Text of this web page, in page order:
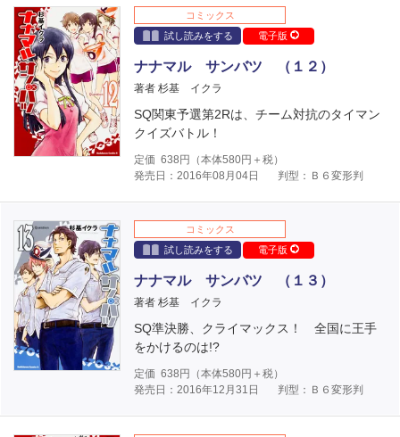
コミックス
試し読みをする
電子版
ナナマル サンバツ （１２）
著者 杉基 イクラ
SQ関東予選第2Rは、チーム対抗のタイマン
クイズバトル！
定価 638 円（本体580円＋税）
発売日：2016年08月04日
判型：Ｂ６変形判
コミックス
試し読みをする
電子版
ナナマル サンバツ （１３）
著者 杉基 イクラ
SQ準決勝、クライマックス！ 全国に王手
をかけるのは!?
定価 638 円（本体580円＋税）
発売日：2016年12月31日
判型：Ｂ６変形判